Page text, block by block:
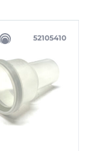
52105410